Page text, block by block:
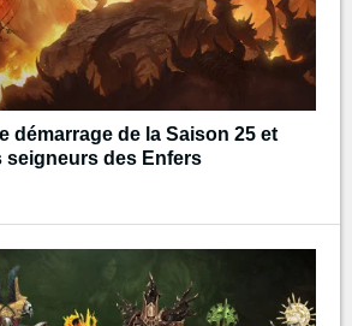
démarrage de la Saison 25 et
seigneurs des Enfers